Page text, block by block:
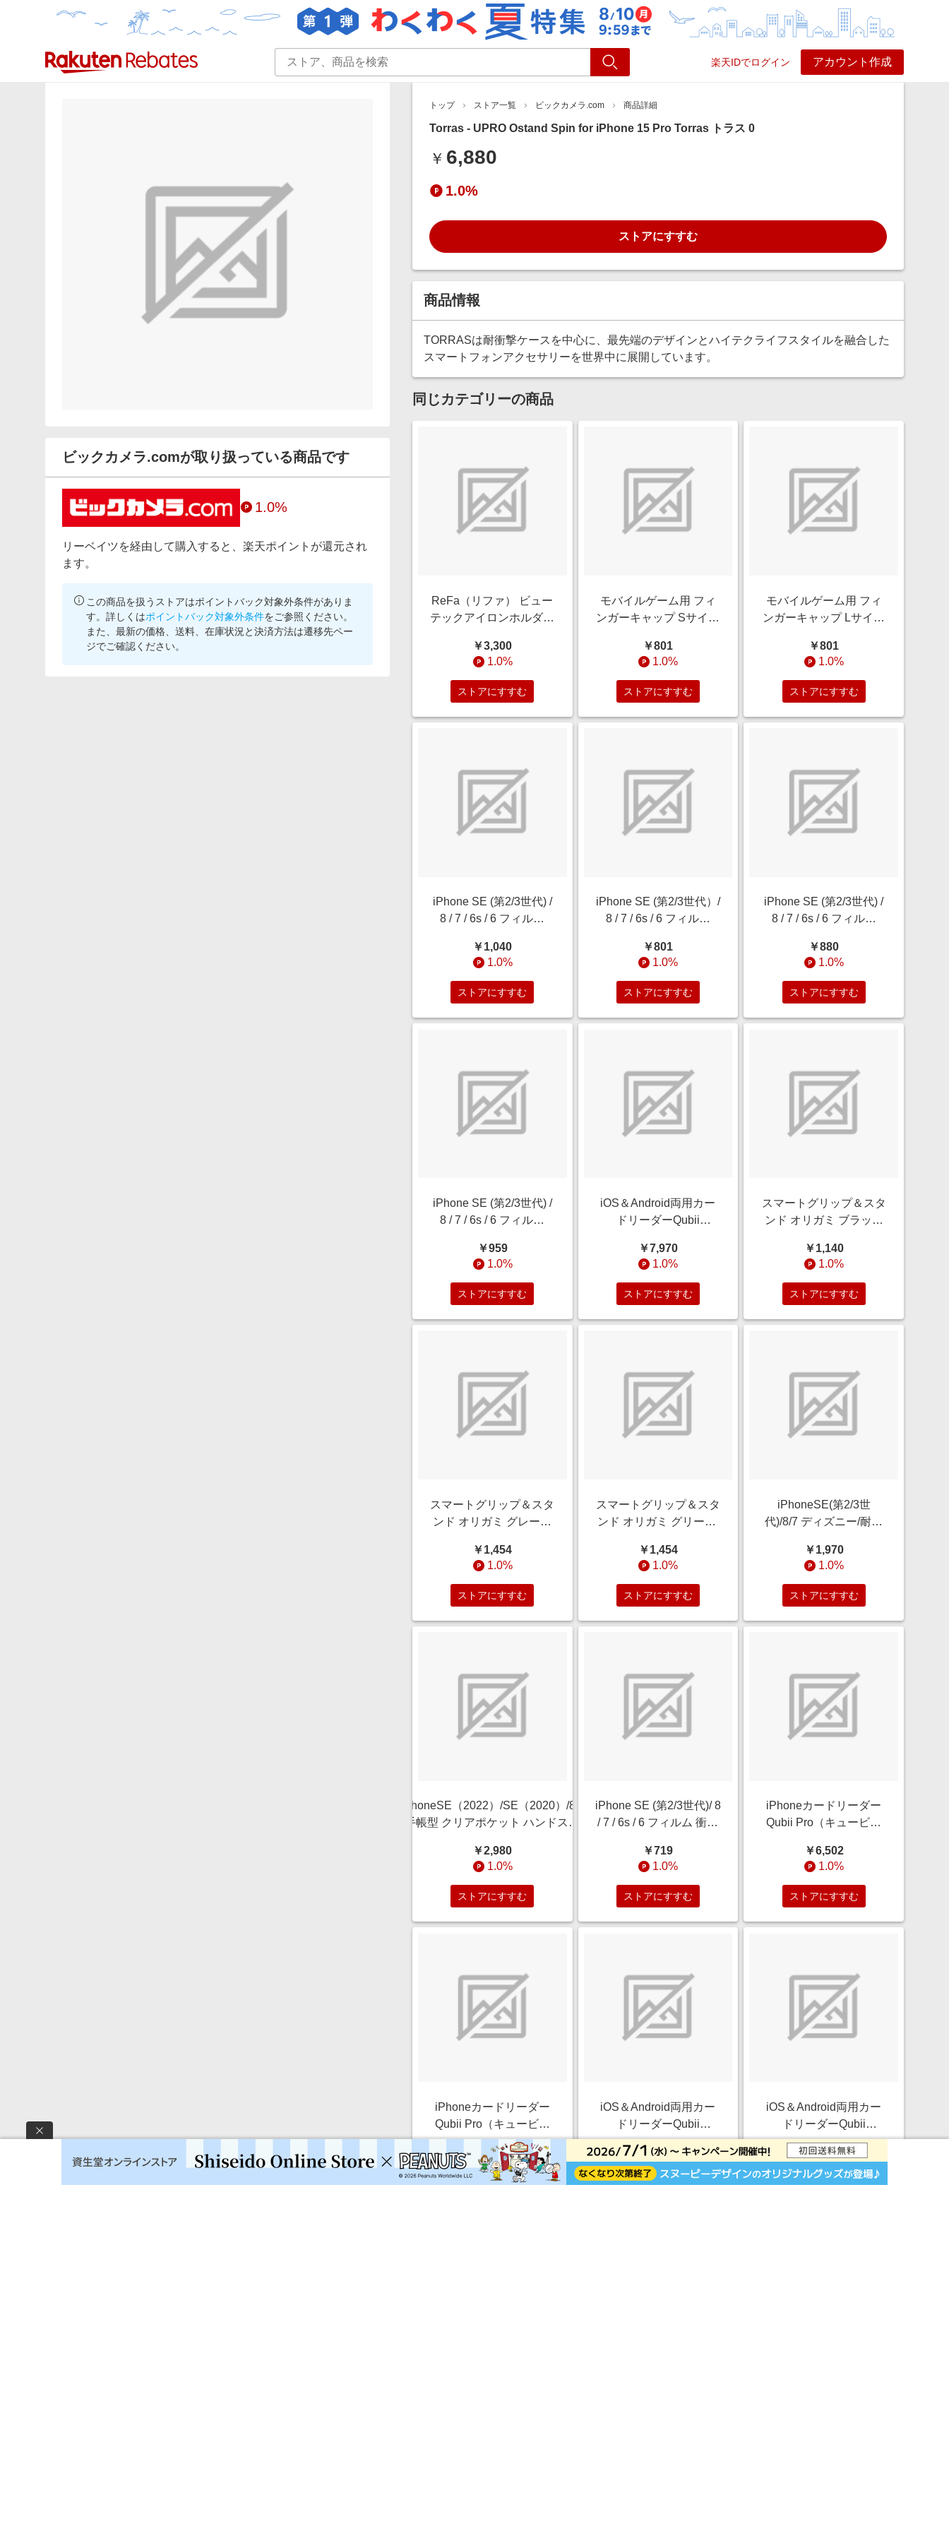
楽天IDでログイン アカウント作成
ビックカメラ.comが取り扱っている商品です
1.0%
リーベイツを経由して購入すると、楽天ポイントが還元され
ます。
この商品を扱うストアはポイントバック対象外条件がありま
す。詳しくはポイントバック対象外条件をご参照ください。
また、最新の価格、送料、在庫状況と決済方法は遷移先ペー
ジでご確認ください。
トップ ストア一覧 ビックカメラ.com 商品詳細
Torras - UPRO Ostand Spin for iPhone 15 Pro Torras トラス 0
￥ 6,880
1.0%
ストアにすすむ
商品情報
TORRASは耐衝撃ケースを中心に、最先端のデザインとハイテクライフスタイルを融合した
スマートフォンアクセサリーを世界中に展開しています。
同じカテゴリーの商品
ReFa（リファ） ビュー
テックアイロンホルダー
HOLDER） RX-AG00A
￥3,300
1.0%
ストアにすすむ
モバイルゲーム用 フィ
ンガーキャップ Sサイズ
￥801
1.0%
ストアにすすむ
モバイルゲーム用 フィ
ンガーキャップ Lサイズ
￥801
1.0%
ストアにすすむ
iPhone SE (第2/3世代) /
8 / 7 / 6s / 6 フィルム
吸収 ブルーライトカッ
ト 光沢 RT-P35FT/V12
￥1,040
1.0%
ストアにすすむ
iPhone SE (第2/3世代）/
8 / 7 / 6s / 6 フィルム
光沢 RT-P35FT/T10
￥801
1.0%
ストアにすすむ
iPhone SE (第2/3世代) /
8 / 7 / 6s / 6 フィルム
反射防止 RT-P35FT/U10
￥880
1.0%
ストアにすすむ
iPhone SE (第2/3世代) /
8 / 7 / 6s / 6 フィルム
ブルーライトカット RT-
P35FT/V10
￥959
1.0%
ストアにすすむ
iOS＆Android両用カー
ドリーダーQubii
ビィデュオ USBタイプ
C） ローズゴールド
MKPQC-RG
￥7,970
1.0%
ストアにすすむ
スマートグリップ＆スタ
ンド オリガミ ブラック
￥1,140
1.0%
ストアにすすむ
スマートグリップ＆スタ
ンド オリガミ グレージ
￥1,454
1.0%
ストアにすすむ
スマートグリップ＆スタ
ンド オリガミ グリーン/
￥1,454
1.0%
ストアにすすむ
iPhoneSE(第2/3世
代)/8/7 ディズニー/耐衝
DP34AC3/MK2
￥1,970
1.0%
ストアにすすむ
iPhoneSE（2022）/SE（2020）/8/7
手帳型 クリアポケット ハンドスト
P34ALC/FO
￥2,980
1.0%
ストアにすすむ
iPhone SE (第2/3世代)/ 8
/ 7 / 6s / 6 フィルム 衝撃
ト 抗菌・抗ウイルス 反
射防止 RT-P35F/DK
￥719
1.0%
ストアにすすむ
iPhoneカードリーダー
Qubii Pro（キュービィ
クアップ・microSD・充
電・カードリーダー・
TypeA スペースグレー
MKPQS-SG
￥6,502
1.0%
ストアにすすむ
iPhoneカードリーダー
Qubii Pro（キュービィ
プロ）iPhone/iPadバッ
クアップ・microSD・充
電・カードリーダー・
￥6,562
1.0%
iOS＆Android両用カー
ドリーダーQubii
Duo（キュービィデュ
オ）iOS＆Android両用
バックアップ・
￥7,970
1.0%
iOS＆Android両用カー
ドリーダーQubii
Duo（キュービィデュ
オ）iOS＆Android両用
バックアップ・
￥8,980
1.0%